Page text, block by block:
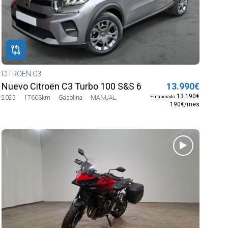
CITROËN C3
Nuevo Citroën C3 Turbo 100 S&S 6v YOU
2025 17603km Gasolina MANUAL
13.990€
Financiado13.190€
190€/mes